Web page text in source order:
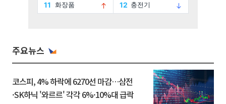
주요뉴스
코스피, 4% 하락에 6270선 마감…삼전
·SK하닉 '와르르' 각각 6%·10%대 급락